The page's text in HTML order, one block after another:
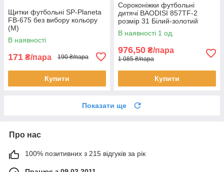
Щитки футбольні SP-Planeta
FB-675 без вибору кольору
(M)
В наявності
171 ₴/пара 190 ₴/пара
Купити
Сороконіжки футбольні
дитячі BAODISI 857TF-2
розмір 31 Білий-золотий
В наявності 1 од.
976,50 ₴/пара
1 085 ₴/пара
Купити
Показати ще
Про нас
100% позитивних з 215 відгуків за рік